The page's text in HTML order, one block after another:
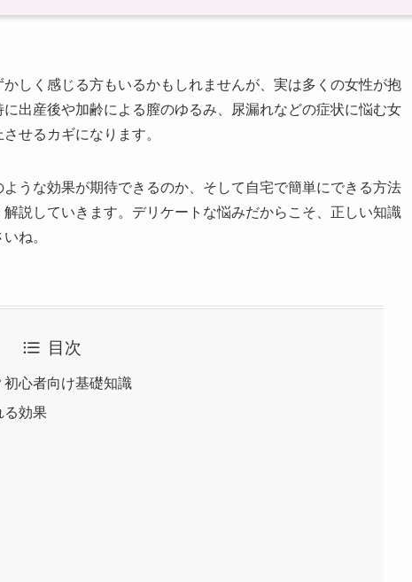
しく感じる方もいるかもしれませんが、実は多くの女性が抱
出産後や加齢による膣のゆるみ、尿漏れなどの症状に悩む女
せるカギになります。
うな効果が期待できるのか、そして自宅で簡単にできる方法
説していきます。デリケートな悩みだからこそ、正しい知識
ね。
目次
心者向け基礎知識
る効果